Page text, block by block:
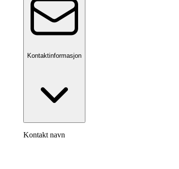
Kontaktinformasjon
Kontakt navn